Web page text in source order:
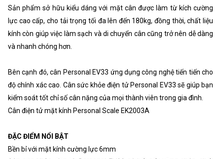
Sản phẩm sở hữu kiểu dáng với mặt cân được làm từ kích cường
lực cao cấp, cho tải trọng tối đa lên đến 180kg, đồng thời, chất liệu
kính còn giúp việc làm sạch và di chuyển cân cũng trở nên dễ dàng
và nhanh chóng hơn.
Bên cạnh đó, cân Personal EV33 ứng dụng công nghệ tiến tiến cho
độ chính xác cao. Cân sức khỏe điện tử Personal EV33 sẽ giúp bạn
kiểm soát tốt chỉ số cân nặng của mọi thành viên trong gia đình.
Cân điện tử mặt kính Personal Scale EK2003A
ĐẶC ĐIỂM NỔI BẬT
Bền bỉ với mặt kính cường lực 6mm